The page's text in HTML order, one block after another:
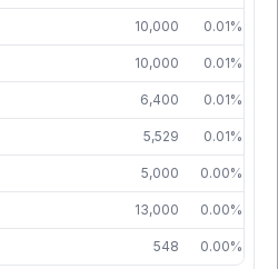
10,000 0.01%
10,000 0.01%
6,400 0.01%
5,529 0.01%
5,000 0.00%
13,000 0.00%
548 0.00%